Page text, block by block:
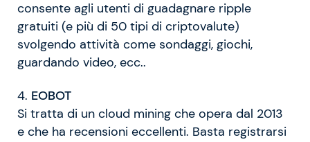
consente agli utenti di guadagnare ripple
gratuiti (e più di 50 tipi di criptovalute)
svolgendo attività come sondaggi, giochi,
guardando video, ecc..
4. EOBOT
Si tratta di un cloud mining che opera dal 2013
e che ha recensioni eccellenti. Basta registrarsi